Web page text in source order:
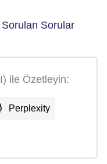
Sorular
ile Özetleyin:
Perplexity